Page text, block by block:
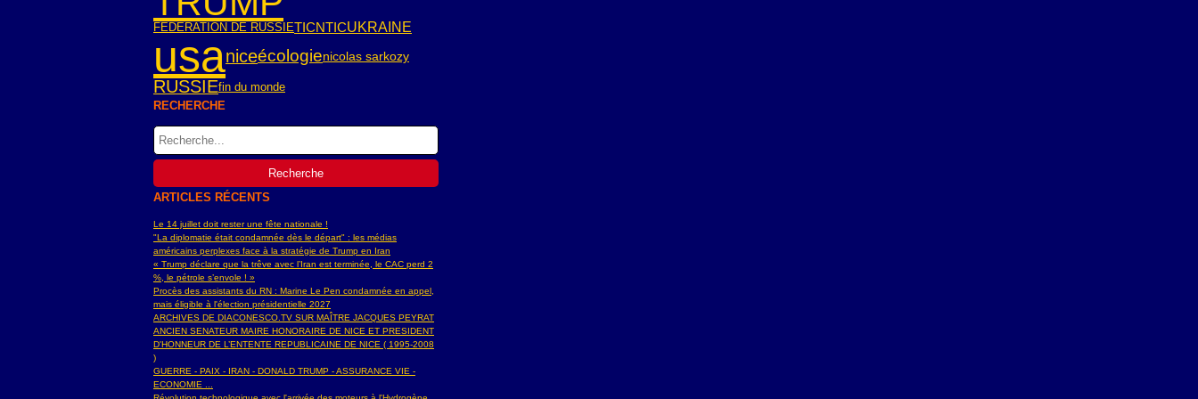
FEDERATION DE RUSSIETICNTICUKRAINE
usaniceécologienicolas sarkozy
RUSSIEfin du monde
RECHERCHE
ARTICLES RÉCENTS
Le 14 juillet doit rester une fête nationale !
"La diplomatie était condamnée dès le départ" : les médias
américains perplexes face à la stratégie de Trump en Iran
« Trump déclare que la trêve avec l’Iran est terminée, le CAC perd 2
%, le pétrole s’envole ! »
Procès des assistants du RN : Marine Le Pen condamnée en appel,
mais éligible à l'élection présidentielle 2027
ARCHIVES DE DIACONESCO.TV SUR MAÎTRE JACQUES PEYRAT
ANCIEN SENATEUR MAIRE HONORAIRE DE NICE ET PRESIDENT
D'HONNEUR DE L’ENTENTE REPUBLICAINE DE NICE ( 1995-2008
)
GUERRE - PAIX - IRAN - DONALD TRUMP - ASSURANCE VIE -
ECONOMIE ...